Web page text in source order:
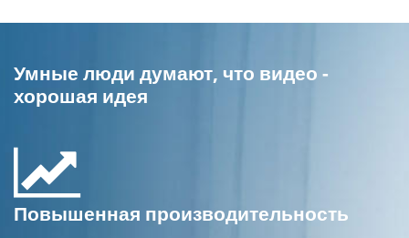
Умные люди думают, что видео -
хорошая идея
Повышенная производительность